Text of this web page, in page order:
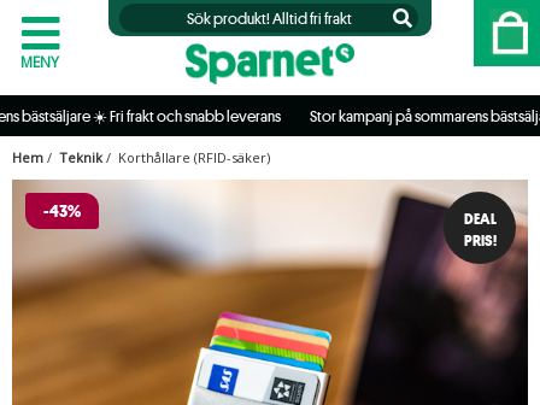
bästsäljare ☀️ Fri frakt och snabb leverans Stor kampanj på sommarens
Hem / Teknik/ Korthållare (RFID-säker)
DEAL
PRIS!
-43%
MENY